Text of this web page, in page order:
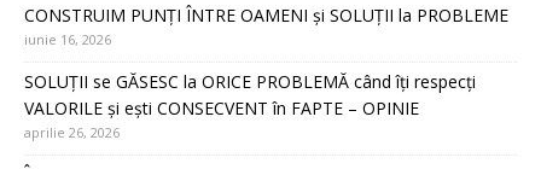
CONSTRUIM PUNȚI ÎNTRE OAMENI și SOLUȚII la PROBLEME
iunie 16, 2026
SOLUȚII se GĂSESC la ORICE PROBLEMĂ când îți respecți
VALORILE și ești CONSECVENT în FAPTE – OPINIE
aprilie 26, 2026